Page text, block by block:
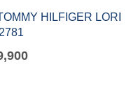
HILFIGER LORI